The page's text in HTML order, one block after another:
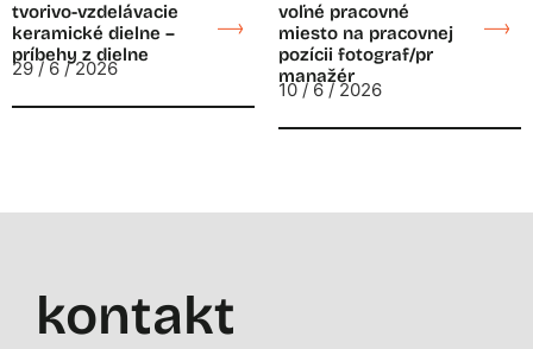
tvorivo-vzdelávacie
keramické dielne –
príbehy z dielne
29 / 6 / 2026
voľné pracovné
miesto na pracovnej
pozícii fotograf/pr
manažér
10 / 6 / 2026
kontakt